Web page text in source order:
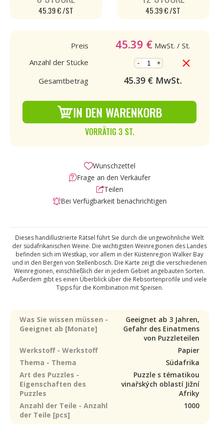
45.39 € /ST 45.39 € /ST
Preis 45.39 € MwSt. / St.
Anzahl der Stücke
- +
Gesamtbetrag 45.39€ MwSt.
IN DEN WARENKORB
VORRÄTIG 3 ST.
Wunschzettel
Frage an den Verkäufer
Teilen
Bei Verfügbarkeit benachrichtigen
Dieses handillustrierte Rätsel führt Sie durch die ungewöhnliche Welt
der südafrikanischen Weine. Die wichtigsten Weinregionen des Landes
befinden sich im Westkap, vor allem in der Küstenregion Walker Bay
und in den Bergen von Stellenbosch. Die Karte zeigt die verschiedenen
Weinregionen, einschließlich der in jedem Gebiet angebauten Sorten.
Außerdem gibt es einen Überblick über die Rebsortenprofile und viele
Tipps für die Kombination mit Speisen.
Was Sie wissen müssen -
Geeignet ab [Monate]
Geeignet ab 3 Jahren,
Gefahr des Einatmens
von Puzzleteilen
Werkstoff - Werkstoff
Papier
Thema - Thema
Südafrika
Art des Puzzles -
Eigenschaften des
Puzzles
Puzzle s tématikou
vinařských oblastí Jižní
Afriky
Anzahl der Teile - Anzahl
der Teile [pcs]
1000